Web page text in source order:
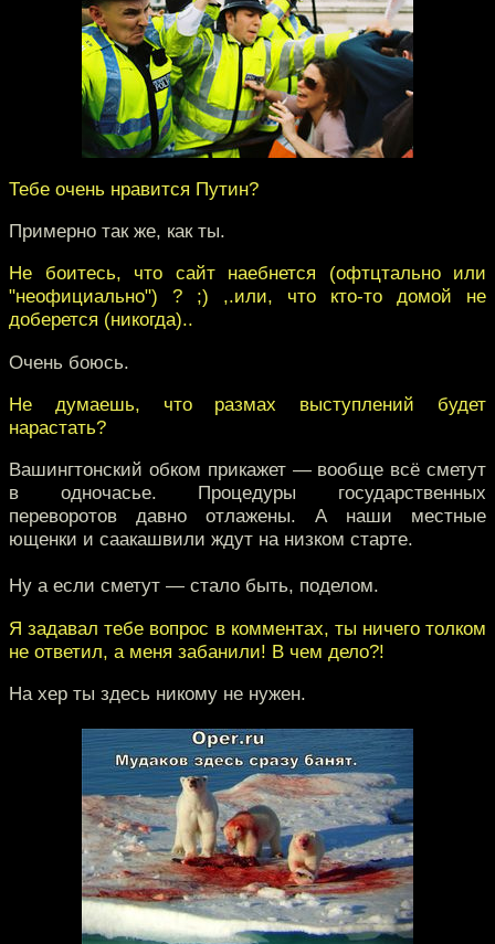
Тебе очень нравится Путин?
Примерно так же, как ты.
Не боитесь, что сайт наебнется (офтцтально или
"неофициально") ? ;) ,.или, что кто-то домой не
доберется (никогда)..
Очень боюсь.
Не думаешь, что размах выступлений будет
нарастать?
Вашингтонский обком прикажет — вообще всё сметут
в одночасье. Процедуры государственных
переворотов давно отлажены. А наши местные
ющенки и саакашвили ждут на низком старте.
Ну а если сметут — стало быть, поделом.
Я задавал тебе вопрос в комментах, ты ничего толком
не ответил, а меня забанили! В чем дело?!
На хер ты здесь никому не нужен.